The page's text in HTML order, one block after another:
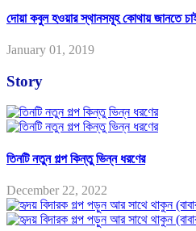
দোয়া কবুল হওয়ার স্থানসমূহ কোথায় জানতে
January 01, 2019
Story
তিনটি নতুন গল্প কিন্তু ভিন্ন ধরণের
December 22, 2022